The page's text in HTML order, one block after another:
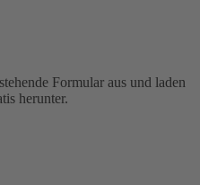
Formular aus und laden
herunter.